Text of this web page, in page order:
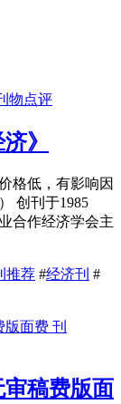
物点评
》
格低，有影响因
创刊于1985
合作经济学会主
推荐 #经济刊 #
刊
稿费版面